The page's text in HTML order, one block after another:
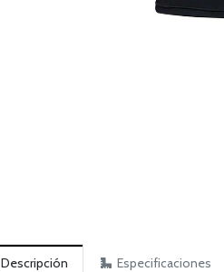
Descripción Especificaciones